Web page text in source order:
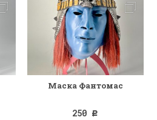
Маска Фантомас
250 Р